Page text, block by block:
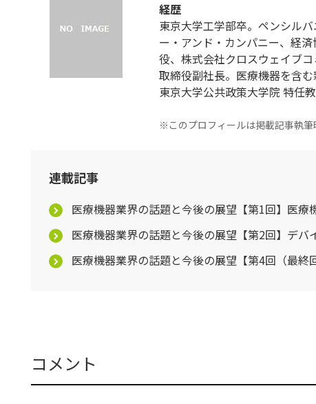
経歴
東京大学工学部卒。ペンシル
ー・アンド・カンパニー、経
役、株式会社クロスウェイブ
取締役副社長。医療機器を含
東京大学公共政策大学院 特任教
※このプロフィールは掲載記事執
連載記事
医療機器業界の話題と今後の展望【第1回】医療
医療機器業界の話題と今後の展望【第2回】デバ
医療機器業界の話題と今後の展望【第4回（最終
コメント